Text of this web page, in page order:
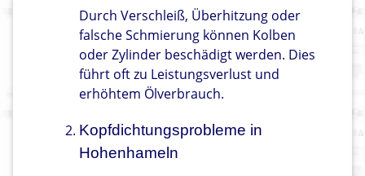
Durch Verschleiß, Überhitzung oder
falsche Schmierung können Kolben
oder Zylinder beschädigt werden. Dies
führt oft zu Leistungsverlust und
erhöhtem Ölverbrauch.
Kopfdichtungsprobleme in
Hohenhameln